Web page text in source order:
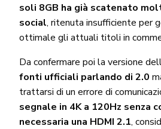
soli 8GB ha già scatenato
social, ritenuta insufficiente per
ottimale gli attuali titoli in
Da confermare poi la versione
fonti ufficiali parlando di 2.0
trattarsi di un errore di
segnale in 4K a 120Hz senza
necessaria una HDMI 2.1,